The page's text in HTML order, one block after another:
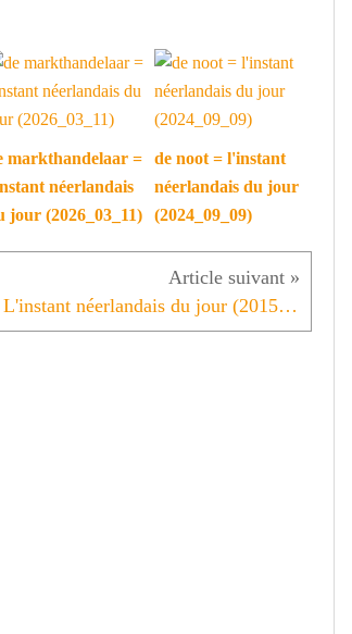
markthandelaar =
néerlandais
jour (2026_03_11)
de noot = l'instant
néerlandais du jour
(2024_09_09)
L'instant néerlandais du jour (2015_10_09) In Leuven + verbe + sujet